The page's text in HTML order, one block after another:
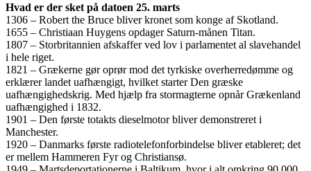
Hvad er der sket på datoen 25. marts
1306 – Robert the Bruce bliver kronet som konge af Skotland.
1655 – Christiaan Huygens opdager Saturn-månen Titan.
1807 – Storbritannien afskaffer ved lov i parlamentet al slavehandel
i hele riget.
1821 – Grækerne gør oprør mod det tyrkiske overherredømme og
erklærer landet uafhængigt, hvilket starter Den græske
uafhængighedskrig. Med hjælp fra stormagterne opnår Grækenland
uafhængighed i 1832.
1901 – Den første totakts dieselmotor bliver demonstreret i
Manchester.
1920 – Danmarks første radiotelefonforbindelse bliver etableret; det
er mellem Hammeren Fyr og Christiansø.